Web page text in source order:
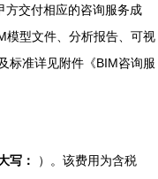
方交付相应的咨询服务成
模型文件、分析报告、可视
标准详见附件《BIM咨询服
写：
）。该费用为含税